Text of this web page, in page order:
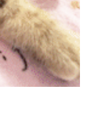
閉じる